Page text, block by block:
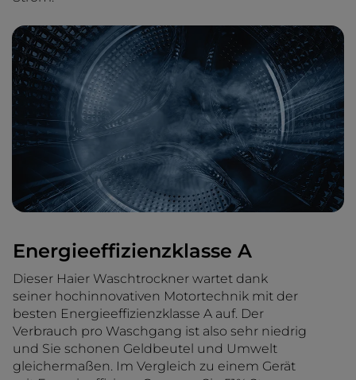
Energieeffizienzklasse A
Dieser Haier Waschtrockner wartet dank
seiner hochinnovativen Motortechnik mit der
besten Energieeffizienzklasse A auf. Der
Verbrauch pro Waschgang ist also sehr niedrig
und Sie schonen Geldbeutel und Umwelt
gleichermaßen. Im Vergleich zu einem Gerät